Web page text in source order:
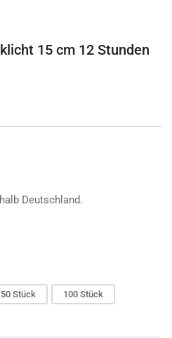
15 cm 12 Stunden
Deutschland.
50 Stück 100 Stück